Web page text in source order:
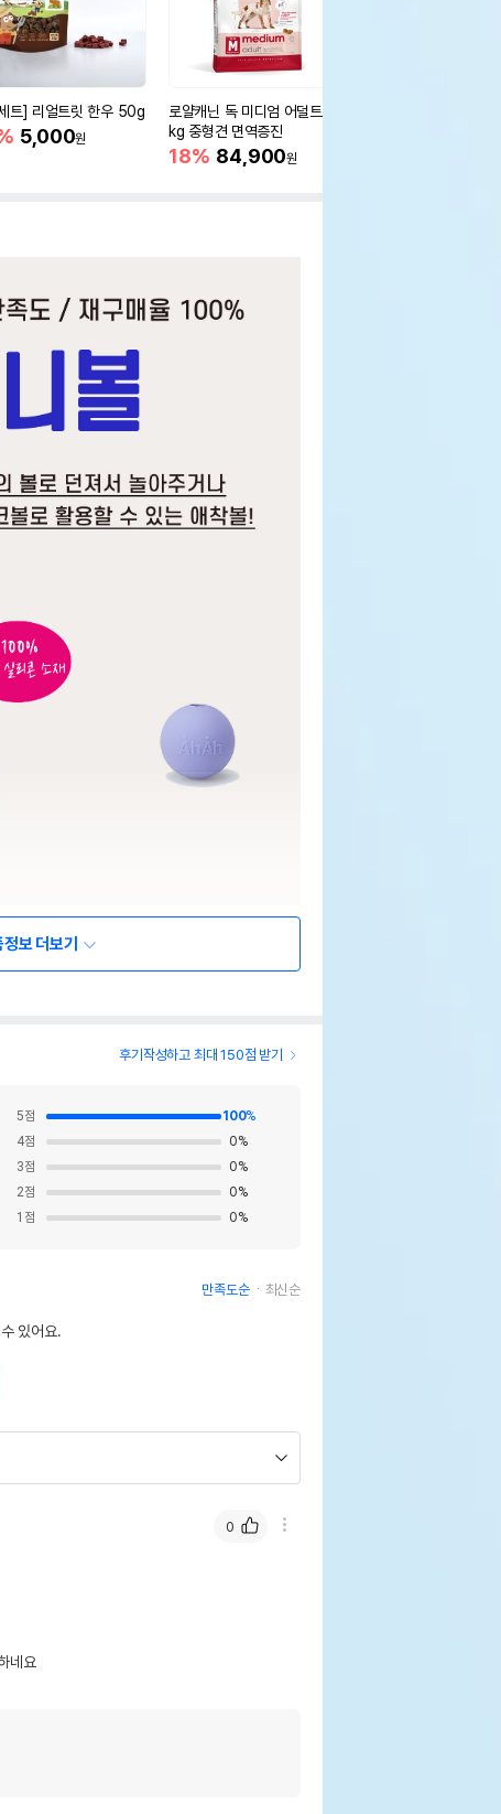
트] 리얼트릿 한우 50g
5,000원
로얄캐닌 독 미디엄 어덜트 10
kg 중형견 면역증진
18% 84,900원
보 더보기
후기작성하고 최대 150점 받기
5점 100%
4점 0%
3점 0%
2점 0%
1 점 0%
만족도순 최신순
있어요.
네요
0